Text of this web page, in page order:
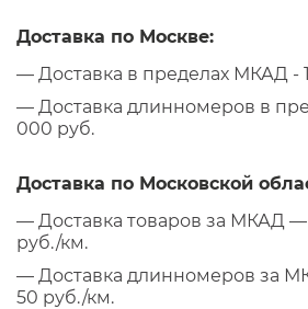
Доставка по Москве:
— Доставка в пределах МКАД -
— Доставка длинномеров в
000 руб.
Доставка по Московской
— Доставка товаров за МКАД —
руб./км.
— Доставка длинномеров за
50 руб./км.